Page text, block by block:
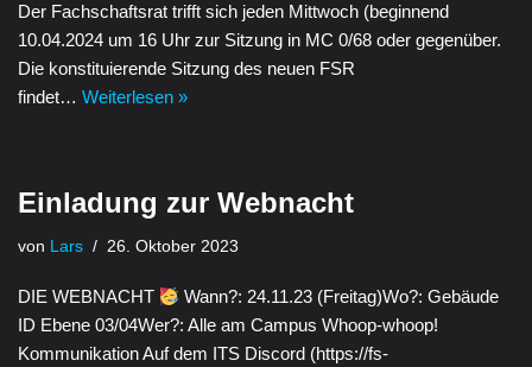
Der Fachschaftsrat trifft sich jeden Mittwoch (beginnend
10.04.2024 um 16 Uhr zur Sitzung in MC 0/68 oder gegenüber.
Die konstituierende Sitzung des neuen FSR
findet… Weiterlesen »
Einladung zur Webnacht
von Lars 26. Oktober 2023
DIE WEBNACHT
Wann?: 24.11.23 (Freitag)Wo?: Gebäude
ID Ebene 03/04Wer?: Alle am Campus Whoop-whoop!
Kommunikation Auf dem ITS Discord (https://fs-